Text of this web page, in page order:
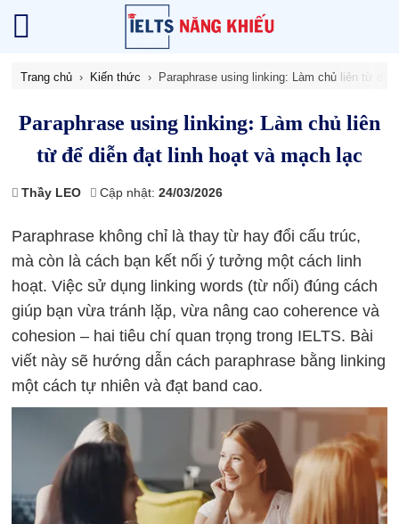
Trang chủ Kiến thức Paraphrase using linking: Làm chủ liên từ để
Paraphrase using linking: Làm chủ liên
từ để diễn đạt linh hoạt và mạch lạc
Thầy LEO Cập nhật:24/03/2026
Paraphrase không chỉ là thay từ hay đổi cấu trúc,
mà còn là cách bạn kết nối ý tưởng một cách linh
hoạt. Việc sử dụng linking words (từ nối) đúng cách
giúp bạn vừa tránh lặp, vừa nâng cao coherence và
cohesion – hai tiêu chí quan trọng trong IELTS. Bài
viết này sẽ hướng dẫn cách paraphrase bằng linking
một cách tự nhiên và đạt band cao.